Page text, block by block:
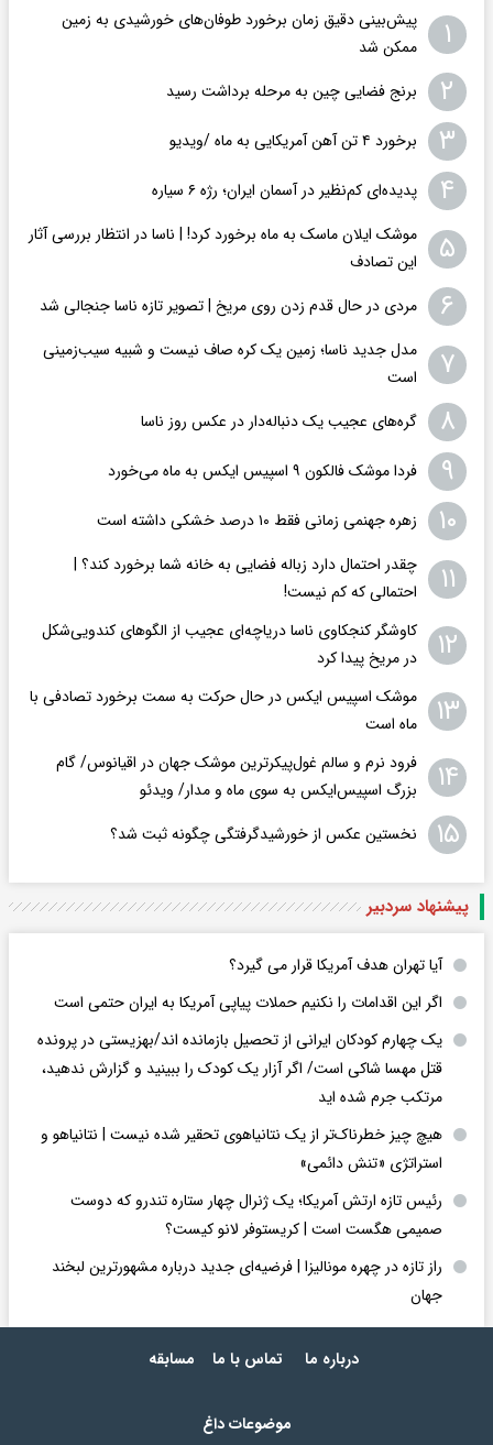
۱
پیش‌بینی دقیق زمان برخورد طوفان‌های خورشیدی به زمین
ممکن شد
۲ برنج فضایی چین به مرحله برداشت رسید
۳ برخورد ۴ تن آهن آمریکایی به ماه /ویدیو
۴ پدیده‌ای کم‌نظیر در آسمان ایران؛ رژه ۶ سیاره
۵
موشک ایلان ماسک به ماه برخورد کرد! | ناسا در انتظار بررسی آثار
این تصادف
۶ مردی در حال قدم زدن روی مریخ | تصویر تازه ناسا جنجالی شد
۷
مدل جدید ناسا؛ زمین یک کره‌ صاف نیست و شبیه سیب‌زمینی
است
۸ گره‌های عجیب یک دنباله‌دار در عکس روز ناسا
۹ فردا موشک فالکون ۹ اسپیس ایکس به ماه می‌خورد
۱۰ زهره جهنمی زمانی فقط ۱۰ درصد خشکی داشته است
۱۱
چقدر احتمال دارد زباله فضایی به خانه شما برخورد کند؟ |
احتمالی که کم نیست!
۱۲
کاوشگر کنجکاوی ناسا دریاچه‌ای عجیب از الگوهای کندویی‌شکل
در مریخ پیدا کرد
۱۳
موشک اسپیس ایکس در حال حرکت به سمت برخورد تصادفی با
ماه است
۱۴
فرود نرم و سالم غول‌پیکرترین موشک جهان در اقیانوس/ گام
بزرگ اسپیس‌ایکس به سوی ماه و مدار/ ویدئو
۱۵ نخستین عکس از خورشیدگرفتگی چگونه ثبت شد؟
پیشنهاد سردبیر
آیا تهران هدف آمریکا قرار می گیرد؟
اگر این اقدامات را نکنیم حملات پیاپی آمریکا به ایران حتمی است
یک چهارم کودکان ایرانی از تحصیل بازمانده اند/بهزیستی در پرونده
قتل مهسا شاکی است/ اگر آزار یک کودک را ببینید و گزارش ندهید،
مرتکب جرم شده اید
هیچ چیز خطرناک‌تر از یک نتانیاهوی تحقیر شده نیست | نتانیاهو و
استراتژی «تنش دائمی»
رئیس تازه ارتش آمریکا؛ یک ژنرال چهار ستاره تندرو که دوست
صمیمی هگست است | کریستوفر لانو کیست؟
راز تازه در چهره مونالیزا | فرضیه‌ای جدید درباره مشهورترین لبخند
جهان
درباره ما تماس با ما مسابقه
موضوعات داغ